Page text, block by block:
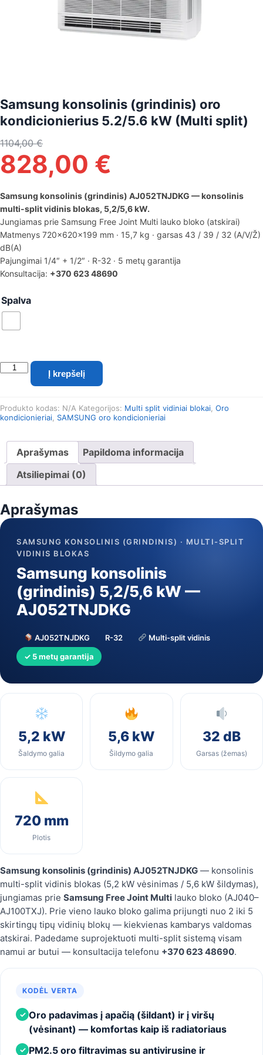
Samsung konsolinis (grindinis) oro
kondicionierius 5.2/5.6 kW (Multi split)
1104,00€
828,00 €
Samsung konsolinis (grindinis) AJ052TNJDKG — konsolinis
multi-split vidinis blokas, 5,2/5,6 kW.
Jungiamas prie Samsung Free Joint Multi lauko bloko (atskirai)
Matmenys 720×620×199 mm · 15,7 kg · garsas 43 / 39 / 32 (A/V/Ž)
dB(A)
Pajungimai 1/4″ + 1/2″ · R-32 · 5 metų garantija
Konsultacija: +370 623 48690
Spalva
produkto
Samsung
(grindinis)
5.2/5.6
kW
(Multi
split)
Į krepšelį
Produkto kodas: N/A Kategorijos: Multi split vidiniai blokai Oro
kondicionieriai SAMSUNG oro kondicionieriai
Aprašymas
Papildoma informacija
Atsiliepimai (0)
Aprašymas
SAMSUNG KONSOLINIS (GRINDINIS) · MULTI-SPLIT
VIDINIS BLOKAS
Samsung konsolinis
(grindinis) 5,2/5,6 kW —
AJ052TNJDKG
AJ052TNJDKG R-32
Multi-split vidinis
✓ 5 metų garantija
5,2 kW
Šaldymo galia
5,6 kW
Šildymo galia
32 dB
Garsas (žemas)
720 mm
Plotis
Samsung konsolinis (grindinis) AJ052TNJDKG — konsolinis
multi-split vidinis blokas (5,2 kW vėsinimas / 5,6 kW šildymas),
jungiamas prie Samsung Free Joint Multi lauko bloko (AJ040–
AJ100TXJ). Prie vieno lauko bloko galima prijungti nuo 2 iki 5
skirtingų tipų vidinių blokų — kiekvienas kambarys valdomas
atskirai. Padedame suprojektuoti multi-split sistemą visam
namui ar butui — konsultacija telefonu +370 623 48690.
KODĖL VERTA
✓ Oro padavimas į apačią (šildant) ir į viršų
(vėsinant) — komfortas kaip iš radiatoriaus
✓ PM2.5 oro filtravimas su antivirusine ir